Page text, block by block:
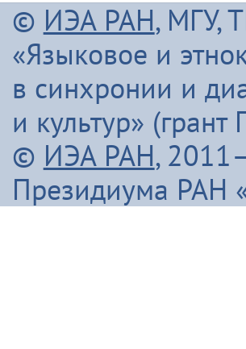
© ИЭА РАН, МГУ,
«Языковое и
в синхронии и
и культур»
© ИЭА РАН,
Президиума РАН